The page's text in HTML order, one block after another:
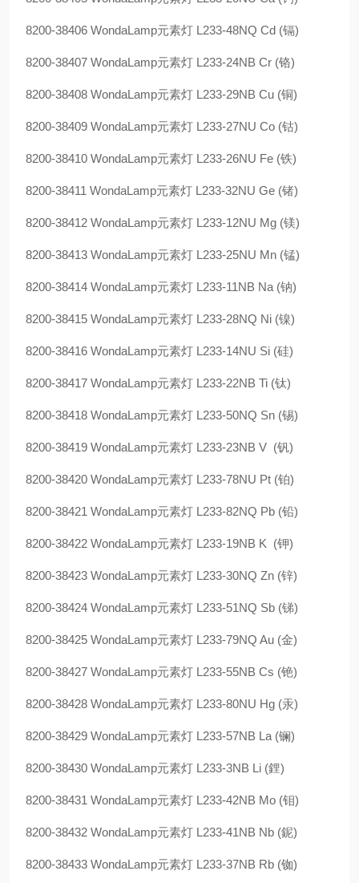
8200-38406 WondaLamp元素灯 L233-48NQ Cd (镉)
8200-38407 WondaLamp元素灯 L233-24NB Cr (铬)
8200-38408 WondaLamp元素灯 L233-29NB Cu (铜)
8200-38409 WondaLamp元素灯 L233-27NU Co (钴)
8200-38410 WondaLamp元素灯 L233-26NU Fe (铁)
8200-38411 WondaLamp元素灯 L233-32NU Ge (锗)
8200-38412 WondaLamp元素灯 L233-12NU Mg (镁)
8200-38413 WondaLamp元素灯 L233-25NU Mn (锰)
8200-38414 WondaLamp元素灯 L233-11NB Na (钠)
8200-38415 WondaLamp元素灯 L233-28NQ Ni (镍)
8200-38416 WondaLamp元素灯 L233-14NU Si (硅)
8200-38417 WondaLamp元素灯 L233-22NB Ti (钛)
8200-38418 WondaLamp元素灯 L233-50NQ Sn (锡)
8200-38419 WondaLamp元素灯 L233-23NB V (钒)
8200-38420 WondaLamp元素灯 L233-78NU Pt (铂)
8200-38421 WondaLamp元素灯 L233-82NQ Pb (铅)
8200-38422 WondaLamp元素灯 L233-19NB K (钾)
8200-38423 WondaLamp元素灯 L233-30NQ Zn (锌)
8200-38424 WondaLamp元素灯 L233-51NQ Sb (锑)
8200-38425 WondaLamp元素灯 L233-79NQ Au (金)
8200-38427 WondaLamp元素灯 L233-55NB Cs (铯)
8200-38428 WondaLamp元素灯 L233-80NU Hg (汞)
8200-38429 WondaLamp元素灯 L233-57NB La (镧)
8200-38430 WondaLamp元素灯 L233-3NB Li (鋰)
8200-38431 WondaLamp元素灯 L233-42NB Mo (钼)
8200-38432 WondaLamp元素灯 L233-41NB Nb (鈮)
8200-38433 WondaLamp元素灯 L233-37NB Rb (铷)